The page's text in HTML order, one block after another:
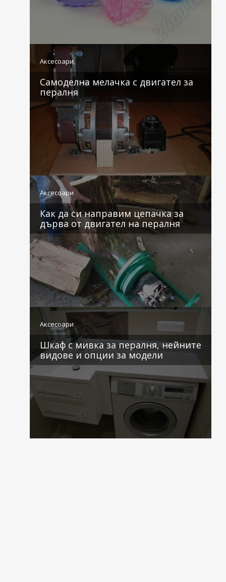
1 коментар
Аксесоари
Самоделна мелачка с двигател за
пералня
0 коментара
Аксесоари
Как да си направим цепачка за
дърва от двигател на пералня
0 коментара
Аксесоари
Шкаф с мивка за пералня, нейните
видове и опции за модели